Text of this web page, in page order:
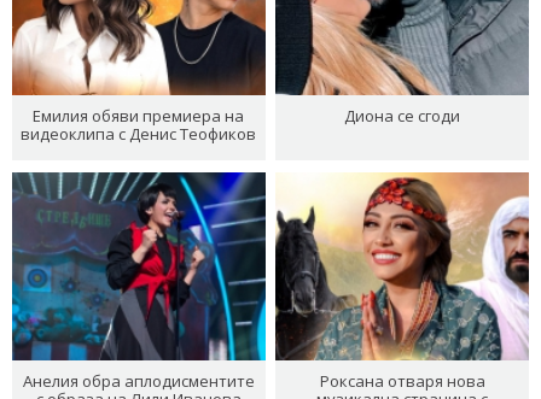
Емилия обяви премиера на
видеоклипа с Денис Теофиков
Диона се сгоди
Анелия обра аплодисментите
Роксана отваря нова